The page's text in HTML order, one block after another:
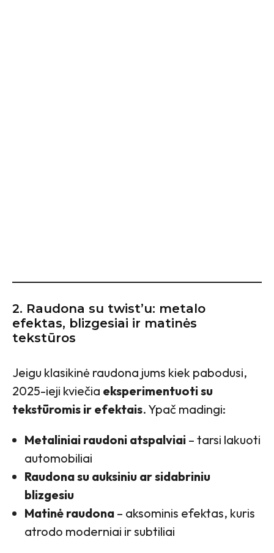
2. Raudona su twist’u: metalo
efektas, blizgesiai ir matinės
tekstūros
Jeigu klasikinė raudona jums kiek pabodusi,
2025-ieji kviečia eksperimentuoti su
tekstūromis ir efektais. Ypač madingi:
Metaliniai raudoni atspalviai – tarsi lakuoti
automobiliai
Raudona su auksiniu ar sidabriniu
blizgesiu
Matinė raudona – aksominis efektas, kuris
atrodo moderniai ir subtiliai